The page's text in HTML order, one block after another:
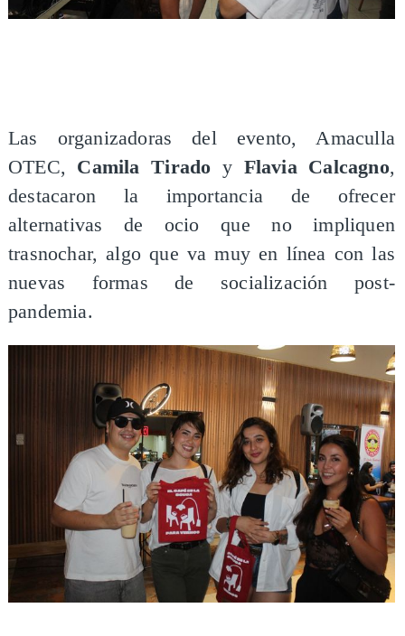
Las organizadoras del evento, Amaculla
OTEC, Camila Tirado y Flavia Calcagno,
destacaron la importancia de ofrecer
alternativas de ocio que no impliquen
trasnochar, algo que va muy en línea con las
nuevas formas de socialización post-
pandemia.